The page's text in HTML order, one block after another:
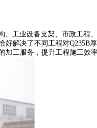
工业设备支架、市政工程
好解决了不同工程对Q235B
工服务，提升工程施工效